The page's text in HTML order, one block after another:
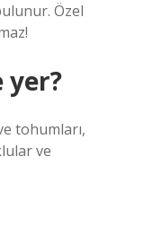
Özel
yer?
tohumları,
ve